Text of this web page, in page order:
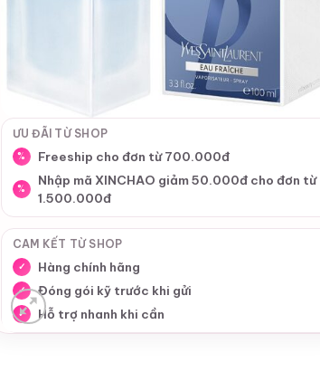
ƯU ĐÃI TỪ SHOP
% Freeship cho đơn từ 700.000đ
%
Nhập mã XINCHAO giảm 50.000đ cho đơn từ
1.500.000đ
CAM KẾT TỪ SHOP
✓ Hàng chính hãng
✓ Đóng gói kỹ trước khi gửi
✓ Hỗ trợ nhanh khi cần